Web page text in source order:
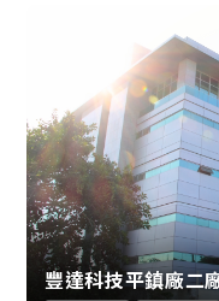
豐達科技平鎮廠二